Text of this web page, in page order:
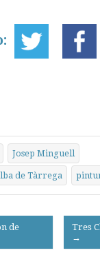
Josep Minguell
de Tàrrega
de
Tres
→